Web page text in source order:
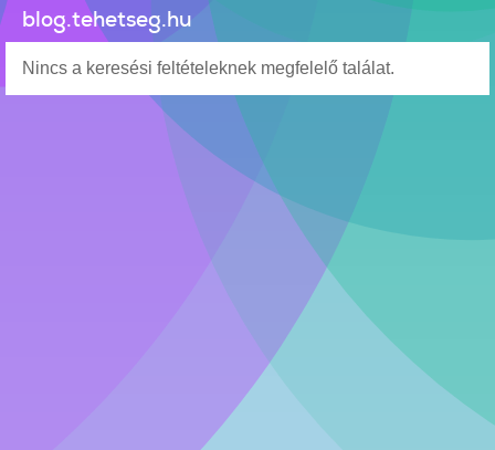
blog.tehetseg.hu
Nincs a keresési feltételeknek megfelelő találat.